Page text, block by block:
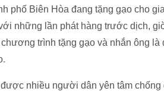
phố Biên Hòa đang tặng gạo cho
những lần phát hàng trước dịch,
trình tặng gạo và nhắn ông
nhiều người dân yên tâm chống